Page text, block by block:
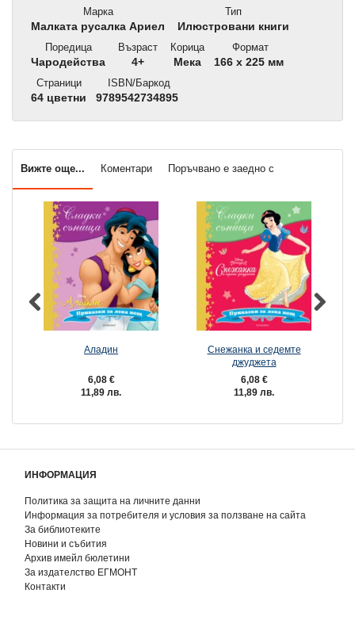
Марка
Малката русалка Ариел
Тип
Илюстровани книги
Поредица
Чародейства
Възраст
4+
Корица
Мека
Формат
166 x 225 мм
Страници
64 цветни
ISBN/Баркод
9789542734895
Вижте още... Коментари Поръчвано е заедно с
Аладин
6,08 €
11,89 лв.
Снежанка и седемте
джуджета
6,08 €
11,89 лв.
ИНФОРМАЦИЯ
Политика за защита на личните данни
Информация за потребителя и условия за ползване на сайта
За библиотеките
Новини и събития
Архив имейл бюлетини
За издателство ЕГМОНТ
Контакти